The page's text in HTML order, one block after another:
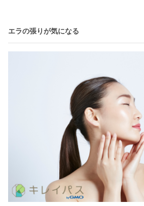
エラの張りが気になる